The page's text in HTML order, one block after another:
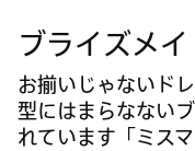
ブライズメ
お揃いじゃないド
型にはまらなない
れています「ミス